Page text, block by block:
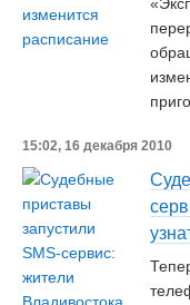
15:02, 16 декабря 2010